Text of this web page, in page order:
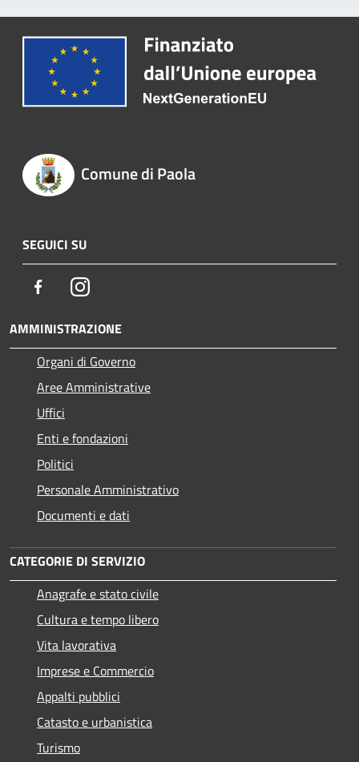
Comune di Paola
SEGUICI SU
FacebookInstagram
AMMINISTRAZIONE
Organi di Governo
Aree Amministrative
Uffici
Enti e fondazioni
Politici
Personale Amministrativo
Documenti e dati
CATEGORIE DI SERVIZIO
Anagrafe e stato civile
Cultura e tempo libero
Vita lavorativa
Imprese e Commercio
Appalti pubblici
Catasto e urbanistica
Turismo